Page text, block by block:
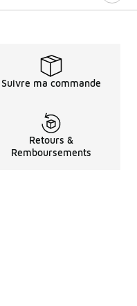
Suivre ma commande
Retours &
Remboursements